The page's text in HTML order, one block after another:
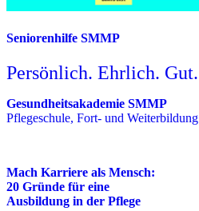
Seniorenhilfe SMMP
Persönlich. Ehrlich. Gut.
Gesundheitsakademie SMMP
Pflegeschule, Fort- und Weiterbildung
Mach Karriere als Mensch:
20 Gründe für eine
Ausbildung in der Pflege